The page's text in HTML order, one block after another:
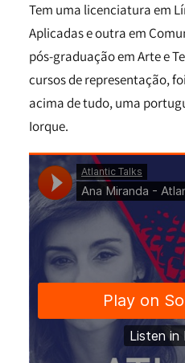
Tem uma licenciatura em
Aplicadas e outra em
pós-graduação em Arte e
cursos de representação,
acima de tudo, uma
Iorque.